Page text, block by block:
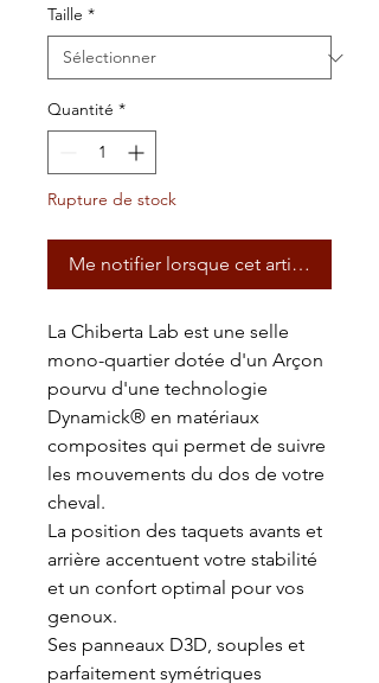
Taille *
Quantité *
Rupture de stock
Me notifier lorsque cet article est
La Chiberta Lab est une selle
mono-quartier dotée d'un Arçon
pourvu d'une technologie
Dynamick®️ en matériaux
composites qui permet de suivre
les mouvements du dos de votre
cheval.
La position des taquets avants et
arrière accentuent votre stabilité
et un confort optimal pour vos
genoux.
Ses panneaux D3D, souples et
parfaitement symétriques